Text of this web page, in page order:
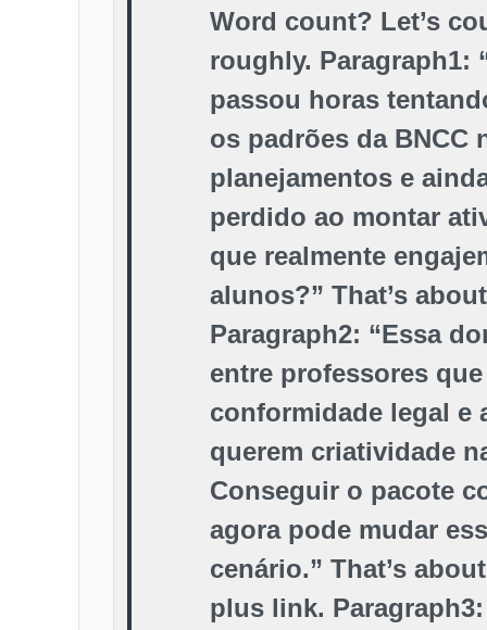
Word count? Let’s
roughly. Paragraph1:
passou horas
os padrões da BNCC
planejamentos e
perdido ao montar
que realmente
alunos?” That’s
Paragraph2: “Essa
entre professores
conformidade legal e
querem criatividade
Conseguir o pacote
agorapode mudar
cenário.” That’s
plus link. Paragraph3: